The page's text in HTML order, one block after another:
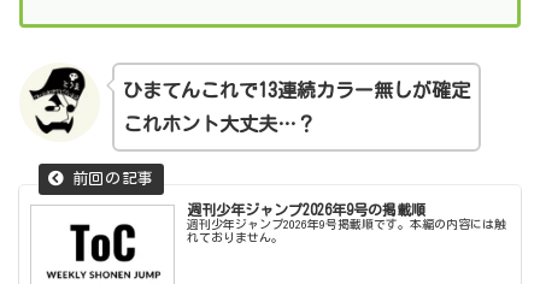
ひまてんこれで13連続カラー無しが確定
これホント大丈夫…？
週刊少年ジャンプ2026年9号の掲載順
週刊少年ジャンプ2026年9号掲載順です。本編の内容には触
れておりません。